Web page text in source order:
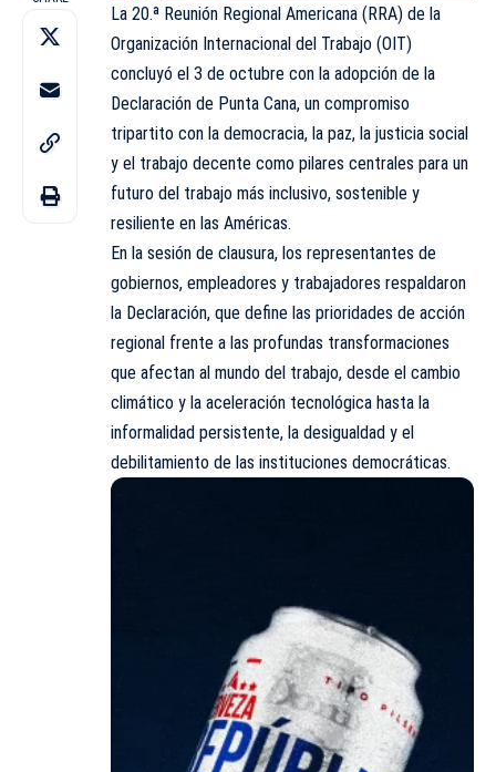
La 20.ª Reunión Regional Americana (RRA) de la
Organización Internacional del Trabajo (OIT)
concluyó el 3 de octubre con la adopción de la
Declaración de Punta Cana, un compromiso
tripartito con la democracia, la paz, la justicia social
y el trabajo decente como pilares centrales para un
futuro del trabajo más inclusivo, sostenible y
resiliente en las Américas.
En la sesión de clausura, los representantes de
gobiernos, empleadores y trabajadores respaldaron
la Declaración, que define las prioridades de acción
regional frente a las profundas transformaciones
que afectan al mundo del trabajo, desde el cambio
climático y la aceleración tecnológica hasta la
informalidad persistente, la desigualdad y el
debilitamiento de las instituciones democráticas.